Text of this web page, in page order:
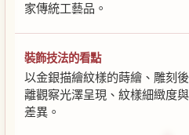
家傳統工藝品。
裝飾技法的看點
以金銀描繪紋樣的蒔繪、雕刻
離觀察光澤呈現、紋樣細緻度
差異。